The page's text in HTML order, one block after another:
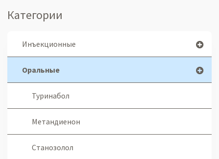
Категории
Инъекционные
Оральные
Туринабол
Метандиенон
Станозолол